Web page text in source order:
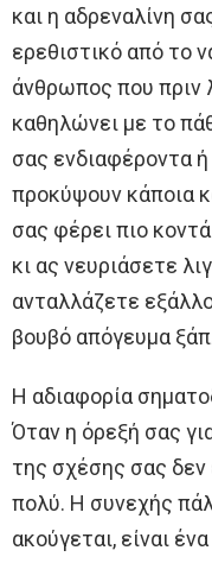
και η αδρεναλίνη
ερεθιστικό από το
άνθρωπος που πριν
καθηλώνει με το
σας ενδιαφέροντα
προκύψουν κάποια
σας φέρει πιο
κι ας νευριάσετε
ανταλλάζετε
βουβό απόγευμα
Η αδιαφορία
Όταν η όρεξή σας
της σχέσης σας δεν
πολύ. Η συνεχής
ακούγεται, είναι